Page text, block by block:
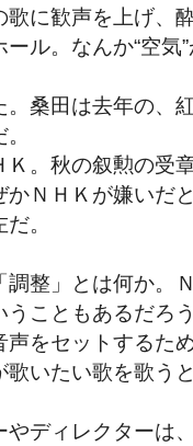
歌に歓声を上げ、
ル。なんか“空気
。桑田は去年の、
Ｋ。秋の叙勲の
ＮＨＫが嫌いだ
。
整」とは何か。
うこともあるだろ
をセットするた
いたい歌を歌う
ディレクターは